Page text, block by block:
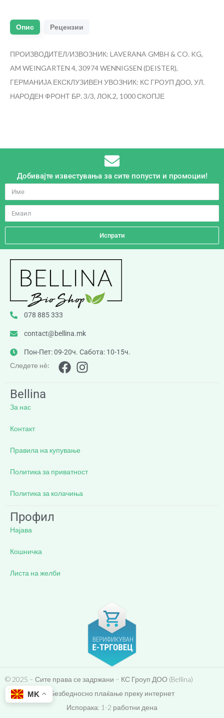
Опис Рецензии
ПРОИЗВОДИТЕЛ/ИЗВОЗНИК: LAVERANA GMBH & CO. KG,
AM WEINGARTEN 4, 30974 WENNIGSEN (DEISTER),
ГЕРМАНИЈА ЕКСКЛУЗИВЕН УВОЗНИК: КС ГРОУП ДОО, УЛ.
НАРОДЕН ФРОНТ БР. 3/3, ЛОК.2, 1000 СКОПЈЕ
Добивајте известувања за сите попусти и промоции!
Испрати
078 885 333
contact@bellina.mk
Пон-Пет: 09-20ч. Сабота: 10-15ч.
Следете нè:
Bellina
За нас
Контакт
Правила на купување
Политика за приватност
Политика за колачиња
Профил
Најава
Кошничка
Листа на желби
© 2025 – Сите права се задржани – КС Гроуп ДОО (Bellina)
Безбедносно плаќање преку интернет
Испорака: 1-2 работни дена
MK